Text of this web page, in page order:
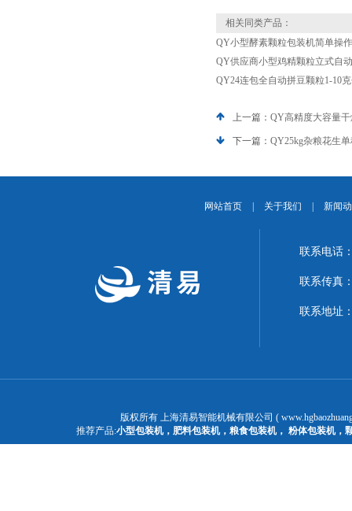
相关同类产品：
QY小型酵素颗粒包装机简单操作
QY供应商小型鸡精颗粒立式自
QY24连包全自动拼豆颗粒1-10
上一篇： QY高精度大容量
下一篇： QY25kg杂粮花生
网站首页 关于我们 新闻
联系电话
联系传真
联系地址
版权所有 上海清易智能机械有限公司 (
推荐产品:小型包装机， 肥料包装机， 粮食包装机， 粉体包装机，